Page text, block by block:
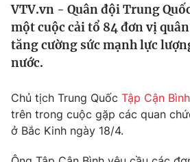
Thế giới
Tin tức
Thế giới đó đây
Câu chuyện quốc tế
Tài chính
Thị trường
Dữ liệu và đời sống
VTV.vn - Quân đội Trung
một cuộc cải tổ 84 đơn vị
tăng cường sức mạnh lực
nước.
Chủ tịch Trung Quốc Tập Cận Bình
trên trong cuộc gặp các quan
ở Bắc Kinh ngày 18/4.